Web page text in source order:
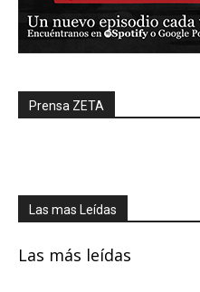
Prensa ZETA
Las mas Leídas
Las más leídas